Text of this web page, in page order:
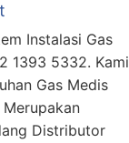
Instalasi Gas
1393 5332. Kami
Gas Medis
Distributor